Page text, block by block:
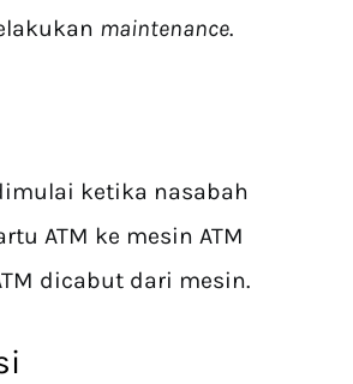
maintenance.
ketika nasabah
ATM ke mesin ATM
dicabut dari mesin.